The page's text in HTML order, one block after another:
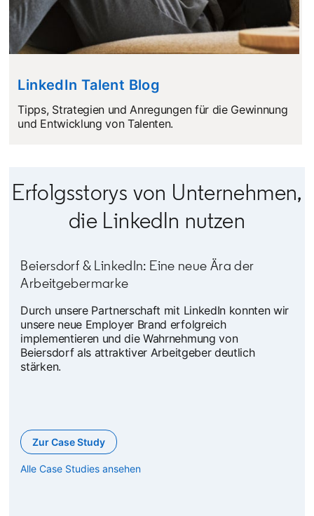
LinkedIn Talent Blog
Tipps, Strategien und Anregungen für die Gewinnung
und Entwicklung von Talenten.
Erfolgsstorys von Unternehmen,
die LinkedIn nutzen
Beiersdorf & LinkedIn: Eine neue Ära der
Arbeitgebermarke
Durch unsere Partnerschaft mit LinkedIn konnten wir
unsere neue Employer Brand erfolgreich
implementieren und die Wahrnehmung von
Beiersdorf als attraktiver Arbeitgeber deutlich
stärken.